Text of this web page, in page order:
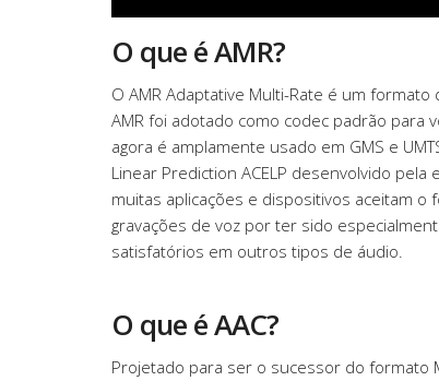
O que é AMR?
O AMR Adaptative Multi-Rate é um
AMR foi adotado como codec padrão para
agora é amplamente usado em GMS e
Linear Prediction ACELP desenvolvido
muitas aplicações e dispositivos aceitam
gravações de voz por ter sido
satisfatórios em outros tipos de áudio.
O que é AAC?
Projetado para ser o sucessor do formato